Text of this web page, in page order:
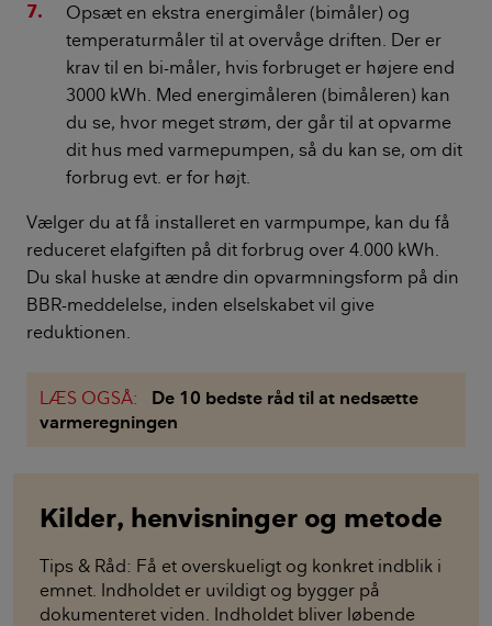
Opsæt en ekstra energimåler (bimåler) og
temperaturmåler til at overvåge driften. Der er
krav til en bi-måler, hvis forbruget er højere end
3000 kWh. Med energimåleren (bimåleren) kan
du se, hvor meget strøm, der går til at opvarme
dit hus med varmepumpen, så du kan se, om dit
forbrug evt. er for højt.
Vælger du at få installeret en varmpumpe, kan du få
reduceret elafgiften på dit forbrug over 4.000 kWh.
Du skal huske at ændre din opvarmningsform på din
BBR-meddelelse, inden elselskabet vil give
reduktionen.
LÆS OGSÅ:
De 10 bedste råd til at nedsætte
varmeregningen
Kilder, henvisninger og metode
Tips & Råd: Få et overskueligt og konkret indblik i
emnet. Indholdet er uvildigt og bygger på
dokumenteret viden. Indholdet bliver løbende